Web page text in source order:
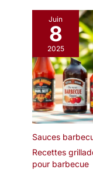
Juin
8
2025
Sauces
Recettes
pour barbecue